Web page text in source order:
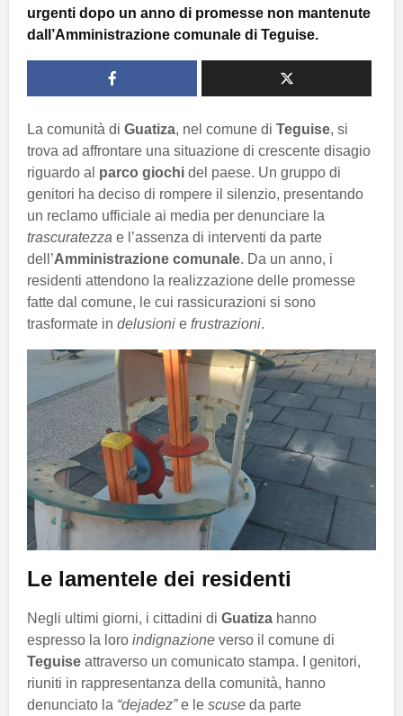
urgenti dopo un anno di promesse non mantenute
dall’Amministrazione comunale di Teguise.
La comunità di Guatiza, nel comune di Teguise, si
trova ad affrontare una situazione di crescente disagio
riguardo al parco giochi del paese. Un gruppo di
genitori ha deciso di rompere il silenzio, presentando
un reclamo ufficiale ai media per denunciare la
trascuratezza e l’assenza di interventi da parte
dell’Amministrazione comunale. Da un anno, i
residenti attendono la realizzazione delle promesse
fatte dal comune, le cui rassicurazioni si sono
trasformate in delusioni e frustrazioni.
Le lamentele dei residenti
Negli ultimi giorni, i cittadini di Guatiza hanno
espresso la loro indignazione verso il comune di
Teguise attraverso un comunicato stampa. I genitori,
riuniti in rappresentanza della comunità, hanno
denunciato la “dejadez”e le scuse da parte